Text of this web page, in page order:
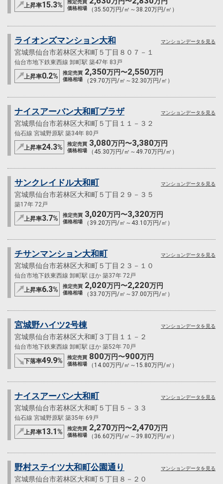
上昇率15.3%
推定売買
価格相場
（35.50万円/㎡～38.20万円/㎡）
ライオンズマンション大和
宮城県仙台市若林区大和町５丁目８０７－１
仙台市地下鉄東西線 卸町駅 築47年 83戸
上昇率0.2%
推定売買
価格相場
2,350万円〜2,550万円
（29.70万円/㎡～32.30万円/㎡）
マンションデータを見る
ナイスアーバン大和町プラザ
宮城県仙台市若林区大和町５丁目１１－３２
仙石線 宮城野原駅 築34年 80戸
上昇率24.3%
推定売買
価格相場
3,080万円〜3,380万円
（45.30万円/㎡～49.70万円/㎡）
マンションデータを見る
サンクレイドル大和町
宮城県仙台市若林区大和町５丁目２９－３５
築17年 72戸
上昇率3.7%
推定売買
価格相場
3,020万円〜3,320万円
（39.20万円/㎡～43.10万円/㎡）
マンションデータを見る
チサンマンション大和町
宮城県仙台市若林区大和町５丁目２３－１０
仙台市地下鉄東西線 卸町駅 ほか 築37年 72戸
上昇率6.3%
推定売買
価格相場
2,020万円〜2,220万円
（33.70万円/㎡～37.00万円/㎡）
マンションデータを見る
宮城野ハイツ2号棟
宮城県仙台市若林区大和町３丁目１１－２
仙台市地下鉄東西線 卸町駅 ほか 築52年 70戸
下落率49.9%
推定売買
価格相場
800万円〜900万円
（14.00万円/㎡～15.80万円/㎡）
マンションデータを見る
ナイスアーバン大和町
宮城県仙台市若林区大和町５丁目５－３３
仙石線 宮城野原駅 築35年 69戸
上昇率13.1%
推定売買
価格相場
2,270万円〜2,470万円
（36.60万円/㎡～39.80万円/㎡）
マンションデータを見る
野村ステイツ大和町公園通り
宮城県仙台市若林区大和町５丁目８－２０
マンションデータを見る